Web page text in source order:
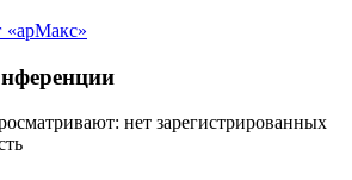
«арМакс»
нет зарегистрированных